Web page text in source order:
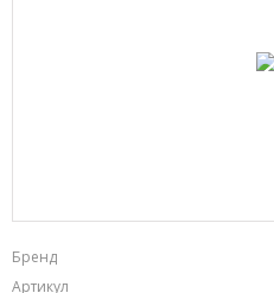
Бренд
Артикул